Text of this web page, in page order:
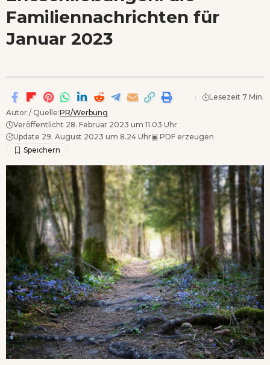
Familiennachrichten für
Januar 2023
Autor / Quelle:PR/Werbung
Veröffentlicht 28. Februar 2023 um 11.03 Uhr
Update 29. August 2023 um 8.24 Uhr▣ PDF erzeugen
Lesezeit 7 Min.